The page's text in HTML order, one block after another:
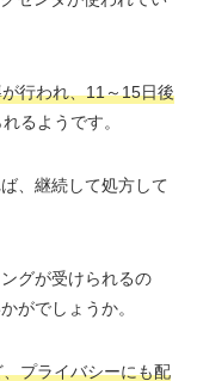
行われ、11～15日後
るようです。
、継続して処方して
グが受けられるの
がでしょうか。
プライバシーにも配